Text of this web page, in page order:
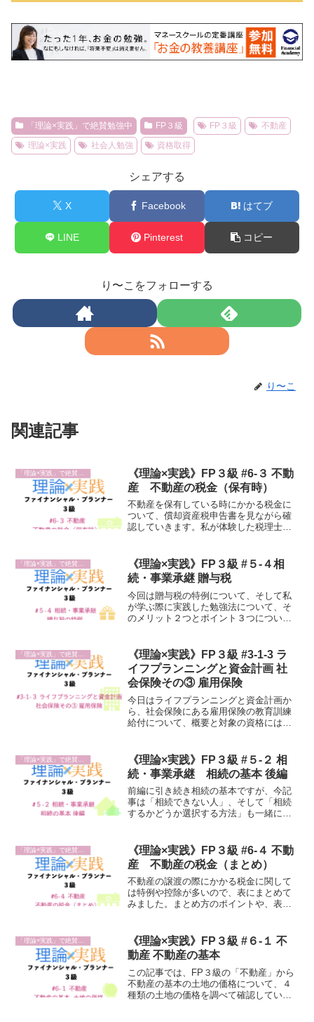
「理論×実践」で絶賛勉強中 FP３級 FP３級
不動産
理論×実践
社会人勉強 資格取得
シェアする
X Facebook はてブ
LINE Pinterest コピー
り〜こをフォローする
り〜こ
関連記事
《理論×実践》FP３級 #6-３ 不動
産 不動産の税金（保有時）
不動産を保有している時にかかる税金に
ついて、償却資産税申告書を見ながら確
認していきます。私が体験した税理士事
もお話しするのでぜひ最後まで読んでみ
てください。
「理論×実践」で絶賛勉強中
《理論×実践》FP３級 #５-４相
続・事業承継 贈与税
今回は贈与税の特例について、そして私
が学ぶ際に実践した勉強法について、そ
のメリット２つとポイント３つについて
も応用できると思うのでぜひ最後まで読
んで、実践してみてください！
「理論×実践」で絶賛勉強中
《理論×実践》FP３級 #3-1-3 ラ
イフプランニングと資金計画 社
会保険その③ 雇用保険
今日はライフプランニングと資金計画か
ら、社会保険にある雇用保険の教育訓練
給付について、概要と対象の資格にはど
認していきます。
《理論×実践》FP３級 #５-２ 相
続・事業承継 相続の基本 後編
前編に引き続き相続の基本ですが、今記
事は「相続できない人」、そして「相続
するかどうか選択する方法」も一緒に見
「理論×実践」で絶賛勉強中
《理論×実践》FP３級 #6-４ 不動
産 不動産の税金（まとめ）
不動産の譲渡の際にかかる税金に関して
は特例や控除が多いので、表にまとめて
みました。まとめ方のポイントや、表か
ください。
「理論×実践」で絶賛勉強中
《理論×実践》FP３級 #６-１ 不
動産 不動産の基本
この記事では、FP３級の「不動産」から
不動産の基本の土地の価格について、４
種類の土地の価格を調べて確認していき